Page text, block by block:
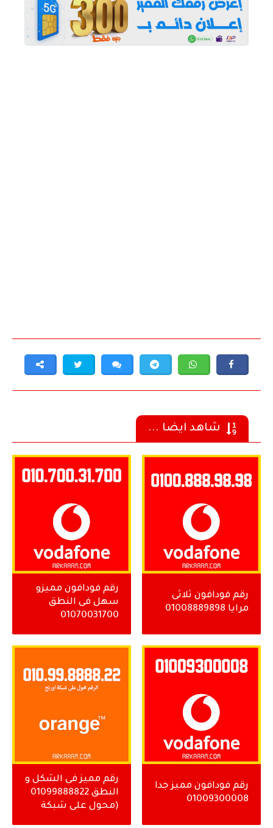
شاهد ايضا ...
رقم فودافون ثلاثى
مرايا 01008889898
رقم فودافون مميزو
سهل فى النطق
01070031700
رقم فودافون مميز جدا
01009300008
رقم مميز فى الشكل و
النطق 01099888822
(محول على شبكة